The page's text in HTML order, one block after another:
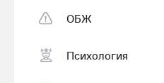
ОБЖ
Психология